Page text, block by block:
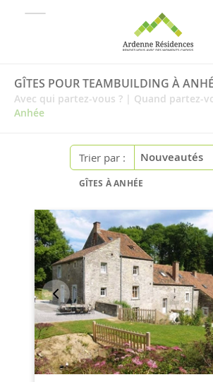
GÎTES POUR TEAMBUILDING À
Avec qui partez-vous ? | Quand partez-
Anhée
Trier par :
GÎTES À ANHÉE